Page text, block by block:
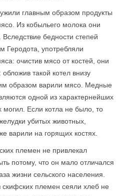
главным образом продукты
Из кобыльего молока они
бедности степей
Геродота, употребляли
очистив мясо от костей, они
такой котел внизу
образом варили мясо. Медные
одной из характернейших
могил. Если котла не было, то
уби­тых животных,
варили на горящих костях.
племен не привлекал
потому, что он мало отличался
жизни сельского населения.
скифских племен сеяли хлеб не